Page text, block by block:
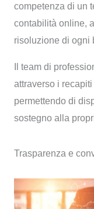
competenza di un
contabilità online,
risoluzione di ogni
Il team di
attraverso i
permettendo di
sostegno alla
Trasparenza e